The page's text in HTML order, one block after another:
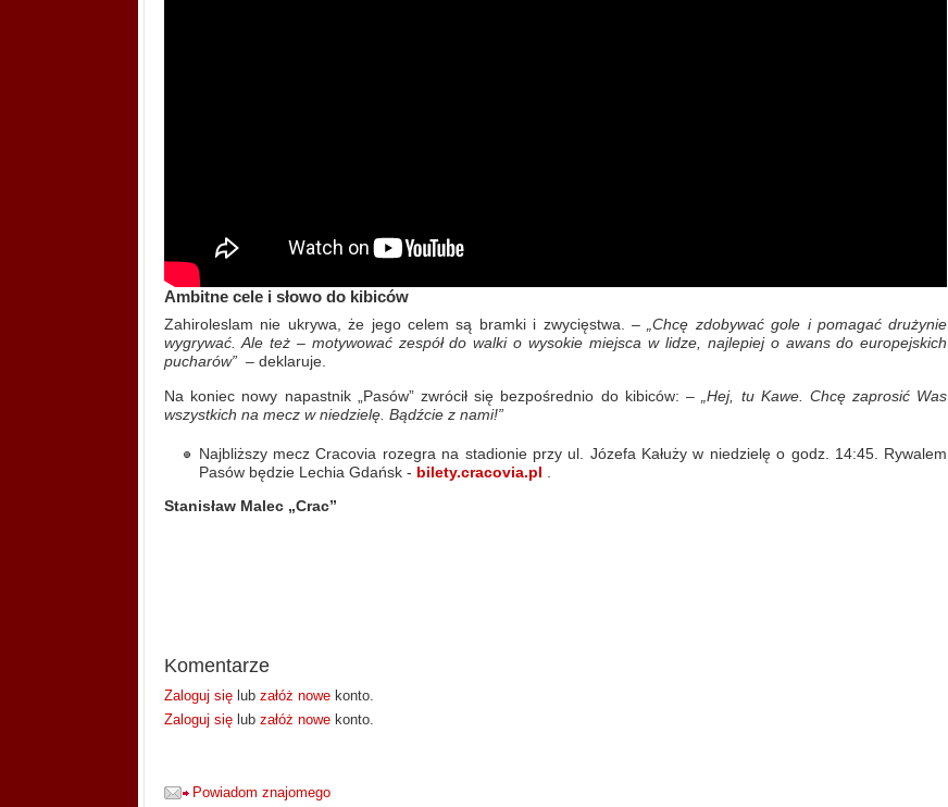
Ambitne cele i słowo do kibiców
Zahiroleslam nie ukrywa, że jego celem są bramki i zwycięstwa. –
„Chcę zdobywać gole i pomagać drużynie
wygrywać. Ale też – motywować zespół do walki o wysokie miejsca w lidze, najlepiej o awans do europejskich
pucharów” – deklaruje.
Na koniec nowy napastnik „Pasów” zwrócił się bezpośrednio do kibiców: –
„Hej, tu Kawe. Chcę zaprosić Was
wszystkich na mecz w niedzielę. Bądźcie z nami!”
Najbliższy mecz Cracovia rozegra na stadionie przy ul. Józefa Kałuży w niedzielę o godz. 14:45. Rywalem
Pasów będzie Lechia Gdańsk - bilety.cracovia.pl
Stanisław Malec „Crac”
Komentarze
Zaloguj się lub załóż nowe konto.
Zaloguj się lub załóż nowe konto.
Powiadom znajomego